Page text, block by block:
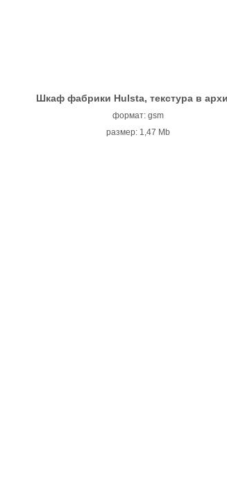
Шкаф фабрики Hulsta, текстура в
формат: gsm
размер: 1,47 Mb